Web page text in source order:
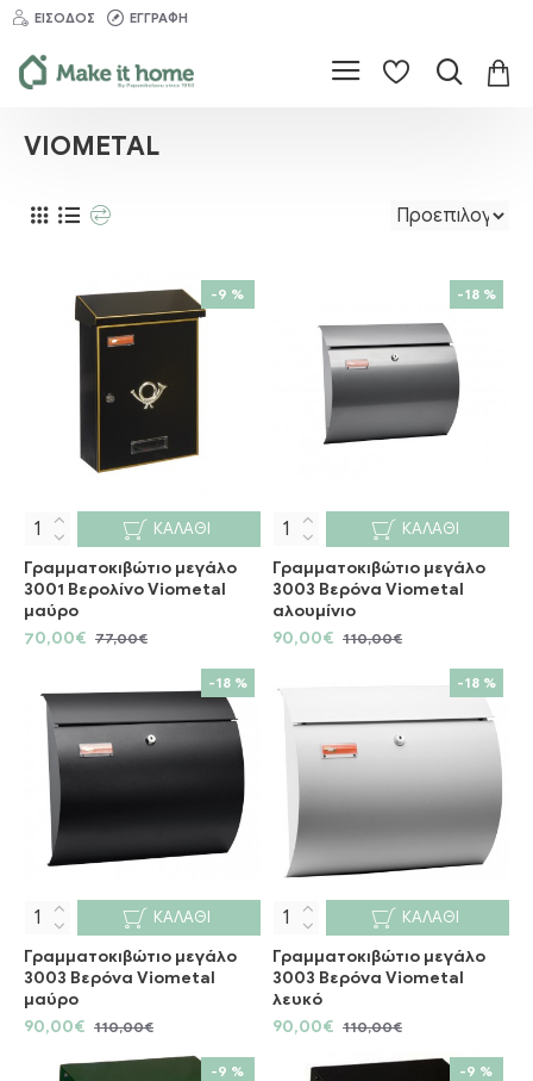
ΕΊΣΟΔΟΣ ΕΓΓΡΑΦΉ
VIOMETAL
-9 %
Γραμματοκιβώτιο μεγάλο
3001 Βερολίνο Viometal
μαύρο
70,00€ 77,00€
ΚΑΛΆΘΙ
-18 %
Γραμματοκιβώτιο μεγάλο
3003 Βερόνα Viometal
αλουμίνιο
90,00€ 110,00€
ΚΑΛΆΘΙ
-18 %
Γραμματοκιβώτιο μεγάλο
3003 Βερόνα Viometal
μαύρο
90,00€ 110,00€
ΚΑΛΆΘΙ
-18 %
Γραμματοκιβώτιο μεγάλο
3003 Βερόνα Viometal
λευκό
90,00€ 110,00€
ΚΑΛΆΘΙ
-9 % -9 %